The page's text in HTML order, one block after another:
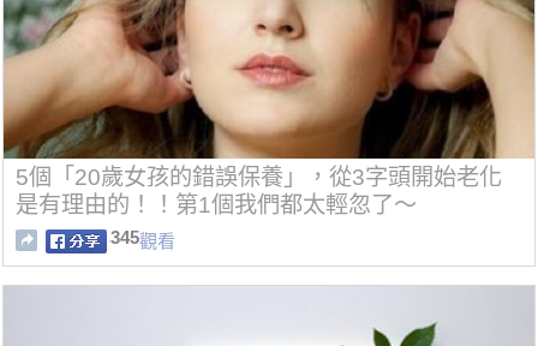
5個「20歲女孩的錯誤保養」，從3字頭開始老化
是有理由的！！第1個我們都太輕忽了～
345觀看